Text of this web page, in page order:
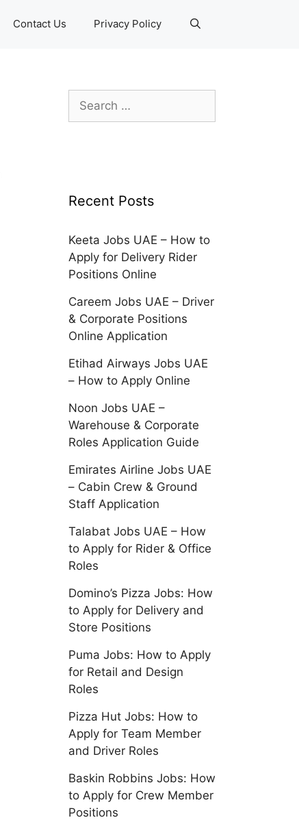
Contact Us Privacy Policy
Search
for:
Recent Posts
Keeta Jobs UAE – How to
Apply for Delivery Rider
Positions Online
Careem Jobs UAE – Driver
& Corporate Positions
Online Application
Etihad Airways Jobs UAE
– How to Apply Online
Noon Jobs UAE –
Warehouse & Corporate
Roles Application Guide
Emirates Airline Jobs UAE
– Cabin Crew & Ground
Staff Application
Talabat Jobs UAE – How
to Apply for Rider & Office
Roles
Domino’s Pizza Jobs: How
to Apply for Delivery and
Store Positions
Puma Jobs: How to Apply
for Retail and Design
Roles
Pizza Hut Jobs: How to
Apply for Team Member
and Driver Roles
Baskin Robbins Jobs: How
to Apply for Crew Member
Positions